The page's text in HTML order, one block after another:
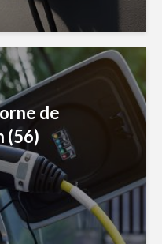
de
(56)